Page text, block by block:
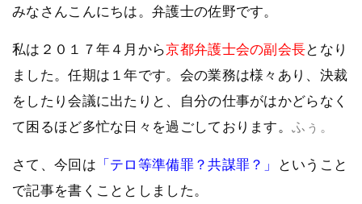
みなさんこんにちは。弁護士の佐野です。
私は２０１７年４月から京都弁護士会の副会長となり
ました。任期は１年です。会の業務は様々あり、決裁
をしたり会議に出たりと、自分の仕事がはかどらなく
て困るほど多忙な日々を過ごしております。 ふぅ。
さて、今回は 「テロ等準備罪？共謀罪？」
ということ
で記事を書くこととしました。